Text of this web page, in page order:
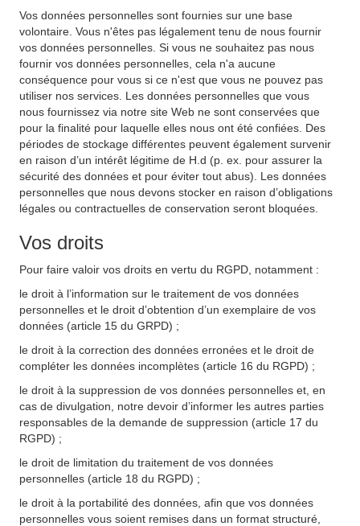
Vos données personnelles sont fournies sur une base
volontaire. Vous n'êtes pas légalement tenu de nous fournir
vos données personnelles. Si vous ne souhaitez pas nous
fournir vos données personnelles, cela n'a aucune
conséquence pour vous si ce n'est que vous ne pouvez pas
utiliser nos services. Les données personnelles que vous
nous fournissez via notre site Web ne sont conservées que
pour la finalité pour laquelle elles nous ont été confiées. Des
périodes de stockage différentes peuvent également survenir
en raison d’un intérêt légitime de H.d (p. ex. pour assurer la
sécurité des données et pour éviter tout abus). Les données
personnelles que nous devons stocker en raison d’obligations
légales ou contractuelles de conservation seront bloquées.
Vos droits
Pour faire valoir vos droits en vertu du RGPD, notamment :
le droit à l’information sur le traitement de vos données
personnelles et le droit d’obtention d’un exemplaire de vos
données (article 15 du GRPD) ;
le droit à la correction des données erronées et le droit de
compléter les données incomplètes (article 16 du RGPD) ;
le droit à la suppression de vos données personnelles et, en
cas de divulgation, notre devoir d’informer les autres parties
responsables de la demande de suppression (article 17 du
RGPD) ;
le droit de limitation du traitement de vos données
personnelles (article 18 du RGPD) ;
le droit à la portabilité des données, afin que vos données
personnelles vous soient remises dans un format structuré,